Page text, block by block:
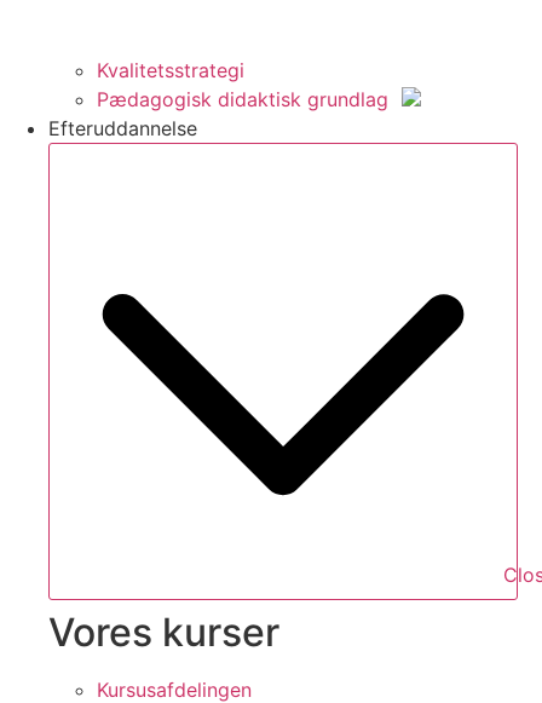
Kvalitetsstrategi
Pædagogisk didaktisk grundlag
Efteruddannelse
Vores kurser
Kursusafdelingen